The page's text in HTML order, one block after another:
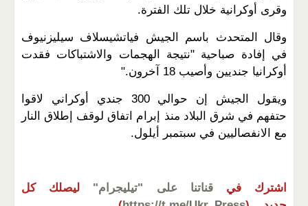
وقرى أوكرانية خلال تلك الفترة.
وقال المتحدث باسم الجيش فياتشيسلاف سيليزنيوف
في إفادة صباحية "نتيجة الهجمات والاشتباكات فقدت
أوكرانيا جنديين وأصيب 18 آخرون."
ويقول الجيش إن حوالي 300 جندي أوكراني لاقوا
حتفهم في شرق البلاد منذ إبرام اتفاق لوقف إطلاق النار
مع الانفصاليين في سبتمبر أيلول.
اشترك في قناتنا على "تيليجرام"
ليصلك كل